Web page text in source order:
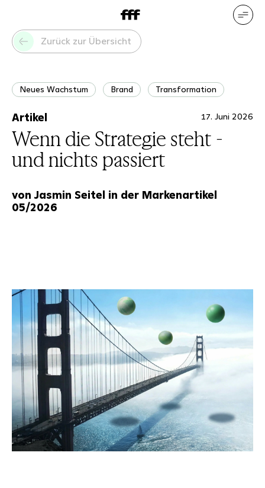
Unsere Leistungen
ReferenzenWer wir sind
DE EN
Zurück zur Übersicht
Neues Wachstum Brand Transformation
Artikel 17. Juni 2026
Wenn die Strategie steht -
und nichts passiert
von Jasmin Seitel in der Markenartikel
05/2026